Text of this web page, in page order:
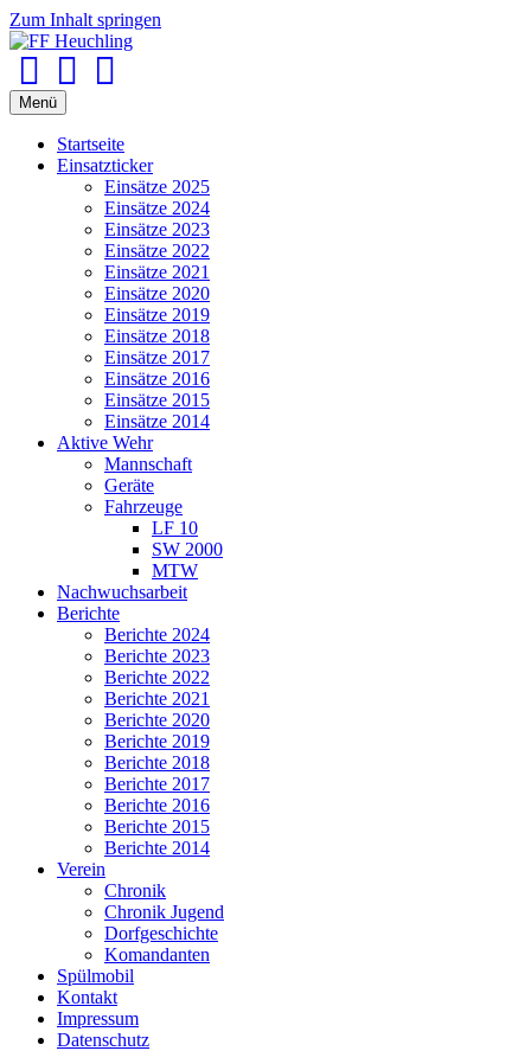
Zum Inhalt springen
Menü
Startseite
Einsatzticker
Einsätze 2025
Einsätze 2024
Einsätze 2023
Einsätze 2022
Einsätze 2021
Einsätze 2020
Einsätze 2019
Einsätze 2018
Einsätze 2017
Einsätze 2016
Einsätze 2015
Einsätze 2014
Aktive Wehr
Mannschaft
Geräte
Fahrzeuge
LF 10
SW 2000
MTW
Nachwuchsarbeit
Berichte
Berichte 2024
Berichte 2023
Berichte 2022
Berichte 2021
Berichte 2020
Berichte 2019
Berichte 2018
Berichte 2017
Berichte 2016
Berichte 2015
Berichte 2014
Verein
Chronik
Chronik Jugend
Dorfgeschichte
Komandanten
Spülmobil
Kontakt
Impressum
Datenschutz